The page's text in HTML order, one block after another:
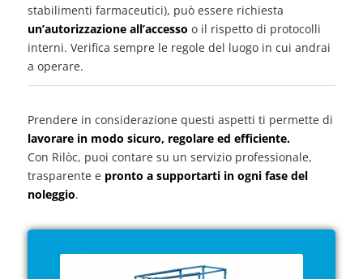
stabilimenti farmaceutici), può essere richiesta
un’autorizzazione all’accesso o il rispetto di protocolli
interni. Verifica sempre le regole del luogo in cui andrai
a operare.
Prendere in considerazione questi aspetti ti permette di
lavorare in modo sicuro, regolare ed efficiente.
Con Rilòc, puoi contare su un servizio professionale,
trasparente e pronto a supportarti in ogni fase del
noleggio.